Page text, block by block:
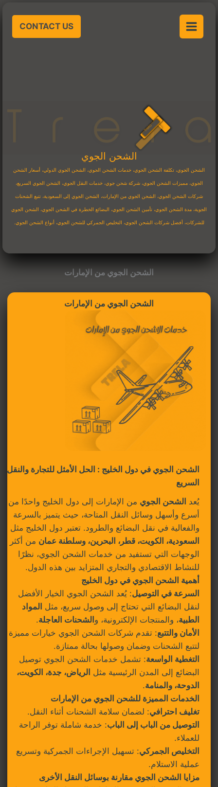
المحتوى
CONTACT US
الشحن الجوي
الشحن الجوي، تكلفة الشحن الجوي، خدمات الشحن الجوي، الشحن الجوي الدولي، أسعار الشحن
الجوي، مميزات الشحن الجوي، شركة شحن جوي، خدمات النقل الجوي، الشحن الجوي السريع،
شركات الشحن الجوي، الشحن الجوي من الإمارات، الشحن الجوي إلى السعودية، تتبع الشحنات
الجوية، مدة الشحن الجوي، تأمين الشحن الجوي، البضائع الخطرة في الشحن الجوي، الشحن الجوي
للشركات، أفضل شركات الشحن الجوي، التخليص الجمركي للشحن الجوي، أنواع الشحن الجوي.
الشحن الجوي من الإمارات
الشحن الجوي من الإمارات
الشحن الجوي في دول الخليج : الحل الأمثل للتجارة والنقل
السريع
يُعد الشحن الجوي من الإمارات إلى دول الخليج واحدًا من
أسرع وأسهل وسائل النقل المتاحة، حيث يتميز بالسرعة
والفعالية في نقل البضائع والطرود. تعتبر دول الخليج مثل
السعودية، الكويت، قطر، البحرين، وسلطنة عمان من أكثر
الوجهات التي تستفيد من خدمات الشحن الجوي، نظرًا
للنشاط الاقتصادي والتجاري المتزايد بين هذه الدول.
أهمية الشحن الجوي في دول الخليج
السرعة في التوصيل: يُعد الشحن الجوي الخيار الأفضل
لنقل البضائع التي تحتاج إلى وصول سريع، مثل المواد
الطبية، والمنتجات الإلكترونية، و الشحنات العاجلة.
الأمان والتتبع: تقدم شركات الشحن الجوي خيارات مميزة
لتتبع الشحنات وضمان وصولها بحالة ممتازة.
التغطية الواسعة: تشمل خدمات الشحن الجوي توصيل
البضائع إلى المدن الرئيسية مثل الرياض، جدة، الكويت،
الدوحة، والمنامة.
الخدمات المميزة للشحن الجوي من الإمارات
تغليف احترافي: لضمان سلامة الشحنات أثناء النقل.
التوصيل من الباب إلى الباب: خدمة شاملة توفر الراحة
للعملاء.
التخليص الجمركي: تسهيل الإجراءات الجمركية وتسريع
عملية الاستلام.
مزايا الشحن الجوي مقارنة بوسائل النقل الأخرى